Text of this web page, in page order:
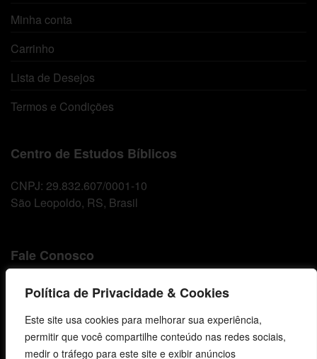
Política de Privacidade & Cookies
Este site usa cookies para melhorar sua experiência,
permitir que você compartilhe conteúdo nas redes sociais,
medir o tráfego para este site e exibir anúncios
Minha conta
Carrinho
Lista de Desejos
Termos e Condições
Centro de Estudos Bíblicos
CNPJ: 29.832.607/0001-10
São Leopoldo, RS, Brasil
Fale Conosco
E-mails
comunicacao@cebi.org.br
WhatsApp / Vendas